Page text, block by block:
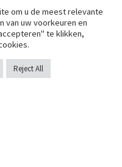
om u de meest relevante
van uw voorkeuren en
te klikken,
Reject All